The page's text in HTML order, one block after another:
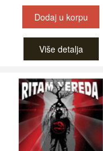
Dodaj u korpu
Više detalja